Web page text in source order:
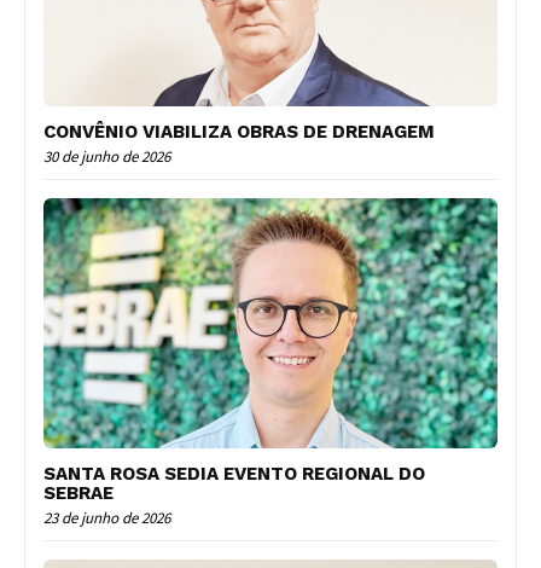
CONVÊNIO VIABILIZA OBRAS DE DRENAGEM
30 de junho de 2026
SANTA ROSA SEDIA EVENTO REGIONAL DO
SEBRAE
23 de junho de 2026